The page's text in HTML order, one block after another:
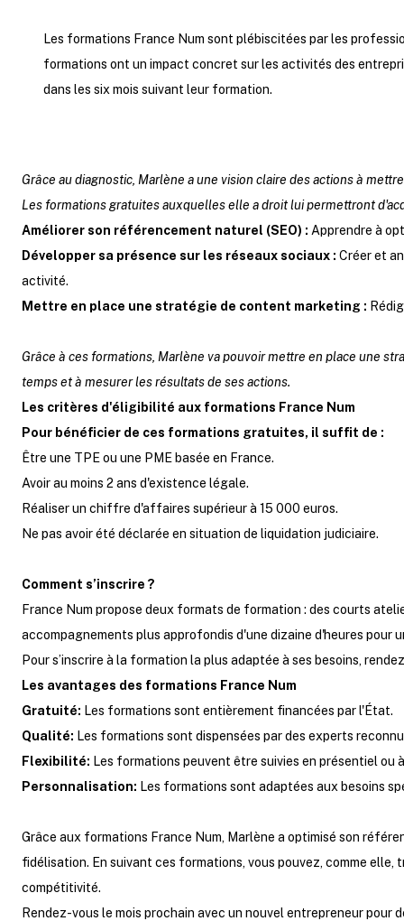
Les formations France Num sont plébiscitées par les
formations ont un impact concret sur les activités des
dans les six mois suivant leur formation.
Grâce au diagnostic, Marlène a une vision claire des actions à
Les formations gratuites auxquelles elle a droit lui permettront
Améliorer son référencement naturel (SEO) : Apprendre à
Développer sa présence sur les réseaux sociaux : Créer et
activité.
Mettre en place une stratégie de content marketing :
Grâce à ces formations, Marlène va pouvoir mettre en place une
temps et à mesurer les résultats de ses actions.
Les critères d'éligibilité aux formations France Num
Pour bénéficier de ces formations gratuites, il suffit de :
Être une TPE ou une PME basée en France.
Avoir au moins 2 ans d'existence légale.
Réaliser un chiffre d'affaires supérieur à 15 000 euros.
Ne pas avoir été déclarée en situation de liquidation judiciaire.
Comment s’inscrire ?
France Num propose deux formats de formation : des courts
accompagnements plus approfondis d'une dizaine d'heures pour
Pour s’inscrire à la formation la plus adaptée à ses besoins,
Les avantages des formations France Num
Gratuité: Les formations sont entièrement financées par l'État.
Qualité: Les formations sont dispensées par des experts
Flexibilité: Les formations peuvent être suivies en présentiel ou
Personnalisation: Les formations sont adaptées aux besoins
Grâce aux formations France Num, Marlène a optimisé son
fidélisation. En suivant ces formations, vous pouvez, comme
compétitivité.
Rendez-vous le mois prochain avec un nouvel entrepreneur